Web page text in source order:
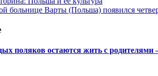
больнице Варты (Польша) появился
поляков остаются жить с родителями